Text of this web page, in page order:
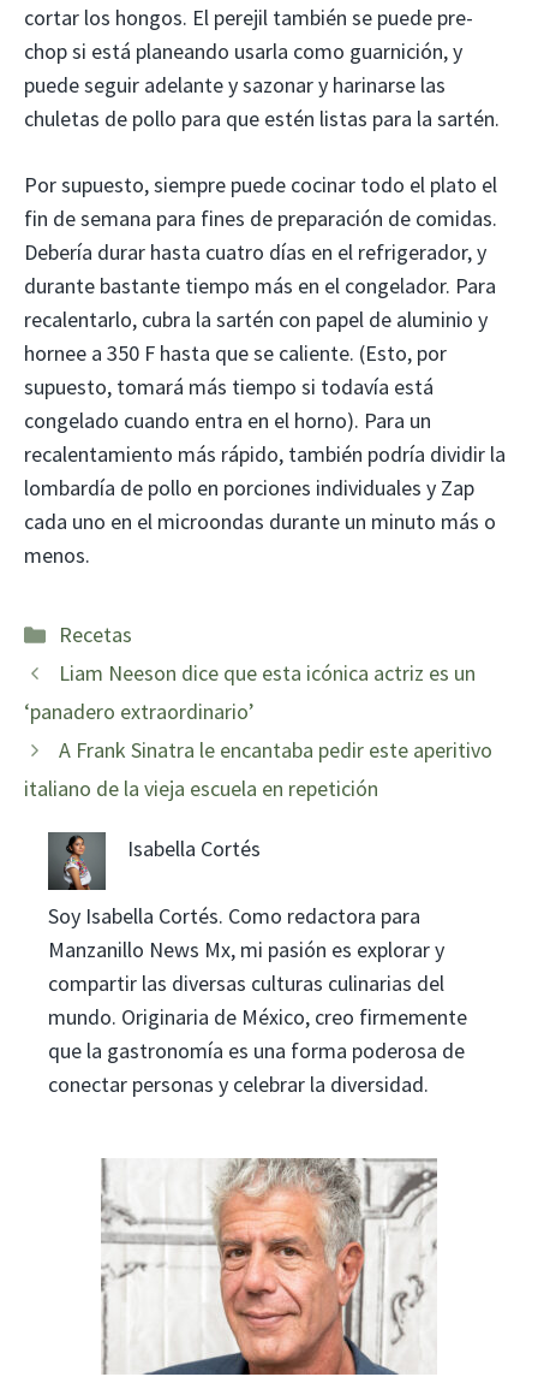
cortar los hongos. El perejil también se puede pre-
chop si está planeando usarla como guarnición, y
puede seguir adelante y sazonar y harinarse las
chuletas de pollo para que estén listas para la sartén.
Por supuesto, siempre puede cocinar todo el plato el
fin de semana para fines de preparación de comidas.
Debería durar hasta cuatro días en el refrigerador, y
durante bastante tiempo más en el congelador. Para
recalentarlo, cubra la sartén con papel de aluminio y
hornee a 350 F hasta que se caliente. (Esto, por
supuesto, tomará más tiempo si todavía está
congelado cuando entra en el horno). Para un
recalentamiento más rápido, también podría dividir la
lombardía de pollo en porciones individuales y Zap
cada uno en el microondas durante un minuto más o
menos.
Categorías
Recetas
Liam Neeson dice que esta icónica actriz es un
‘panadero extraordinario’
A Frank Sinatra le encantaba pedir este aperitivo
italiano de la vieja escuela en repetición
Isabella Cortés
Soy Isabella Cortés. Como redactora para
Manzanillo News Mx, mi pasión es explorar y
compartir las diversas culturas culinarias del
mundo. Originaria de México, creo firmemente
que la gastronomía es una forma poderosa de
conectar personas y celebrar la diversidad.